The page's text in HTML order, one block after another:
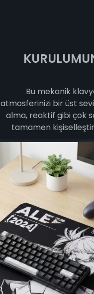
Bu mekanik
atmosferinizi bir üst
alma, reaktif gibi çok
tamamen